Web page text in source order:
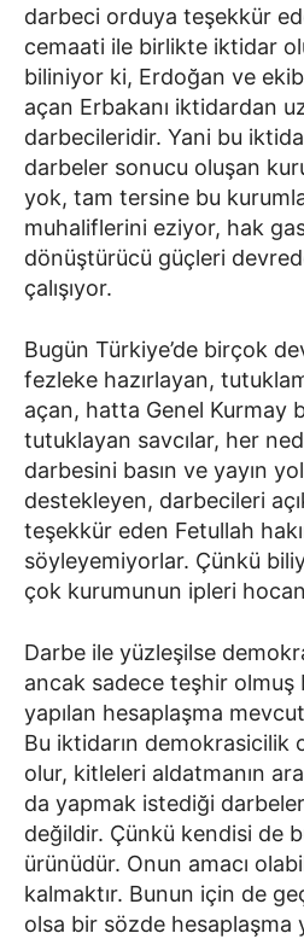
darbeci orduya teşekkür
cemaati ile birlikte iktidar
biliniyor ki, Erdoğan ve
açan Erbakanı iktidardan
darbecileridir. Yani bu
darbeler sonucu oluşan
yok, tam tersine bu
muhaliflerini eziyor, hak
dönüştürücü güçleri
çalışıyor.
Bugün Türkiye’de birçok
fezleke hazırlayan,
açan, hatta Genel Kurmay
tutuklayan savcılar, her
darbesini basın ve yayın
destekleyen, darbecileri
teşekkür eden Fetullah
söyleyemiyorlar. Çünkü
çok kurumunun ipleri
Darbe ile yüzleşilse
ancak sadece teşhir olmuş
yapılan hesaplaşma
Bu iktidarın demokrasicilik
olur, kitleleri aldatmanın
da yapmak istediği
değildir. Çünkü kendisi de
ürünüdür. Onun amacı
kalmaktır. Bunun için de
olsa bir sözde hesaplaşma